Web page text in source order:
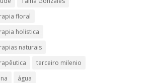
floral
holistica
naturais
terceiro milenio
água